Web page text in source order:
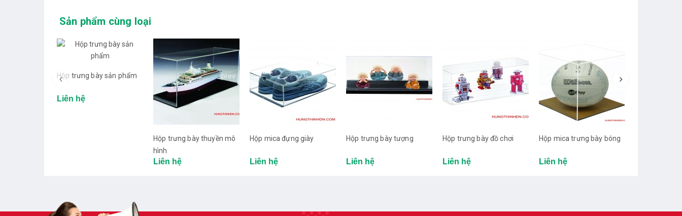
Sản phẩm cùng loại
Hộp trưng bày sản phẩm
Liên hệ
Hộp trưng bày thuyền mô
hình
Liên hệ
Hộp mica đựng giày
Liên hệ
Hộp trưng bày tượng
Liên hệ
Hộp trưng bày đồ chơi
Liên hệ
Hộp mica trưng bày bóng
Liên hệ
prev